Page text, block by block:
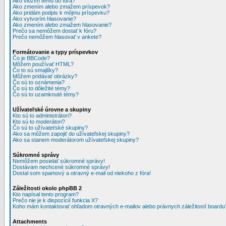
Ako zmením alebo zmažem príspevok?
Ako pridám podpis k môjmu príspevku?
Ako vytvorím hlasovanie?
Ako zmením alebo zmažem hlasovanie?
Prečo sa nemôžem dostať k fóru?
Prečo nemôžem hlasovať v ankete?
Formátovanie a typy príspevkov
Čo je BBCode?
Môžem používať HTML?
Čo to sú smajlíky?
Môžem pridávať obrázky?
Čo sú to oznámenia?
Čo sú to dôležité témy?
Čo sú to uzamknuté témy?
Užívateľské úrovne a skupiny
Kto sú to administrátori?
Kto sú to moderátori?
Čo sú to užívateťské skupiny?
Ako sa môžem zapojiť do užívateľskej skupiny?
Ako sa stanem moderátorom užívateľskej skupiny?
Súkromné správy
Nemôžem posielať súkromné správy!
Dostávam nechcené súkromné správy!
Dostal som spamový a otravný e-mail od niekoho z fóra!
Záležitosti okolo phpBB 2
Kto napísal tento program?
Prečo nie je k dispozícií funkcia X?
Koho mám kontaktovať ohľadom otravných e-mailov alebo právnych záležitostí
Attachments